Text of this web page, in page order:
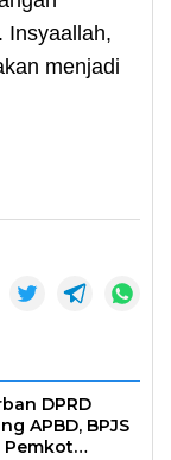
Insyaallah,
menjadi
DPRD
APBD, BPJS
Pemkot